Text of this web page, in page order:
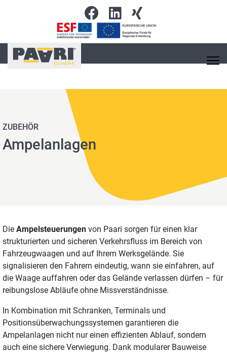
ZUBEHÖR
Ampelanlagen
Die Ampelsteuerungen von Paari sorgen für einen klar
strukturierten und sicheren Verkehrsfluss im Bereich von
Fahrzeugwaagen und auf Ihrem Werksgelände. Sie
signalisieren den Fahrern eindeutig, wann sie einfahren, auf
die Waage auffahren oder das Gelände verlassen dürfen – für
reibungslose Abläufe ohne Missverständnisse.
In Kombination mit Schranken, Terminals und
Positionsüberwachungssystemen garantieren die
Ampelanlagen nicht nur einen effizienten Ablauf, sondern
auch eine sichere Verwiegung. Dank modularer Bauweise